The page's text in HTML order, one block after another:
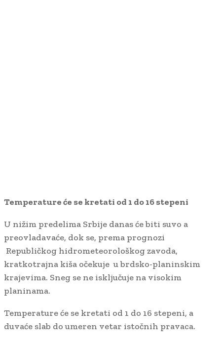
Temperature će se kretati od 1 do 16 stepeni
U nižim predelima Srbije danas će biti suvo a
preovladavaće, dok se, prema prognozi
Republičkog hidrometeorološkog zavoda,
kratkotrajna kiša očekuje u brdsko-planinskim
krajevima. Sneg se ne isključuje na visokim
planinama.
Temperature će se kretati od 1 do 16 stepeni, a
duvaće slab do umeren vetar istočnih pravaca.